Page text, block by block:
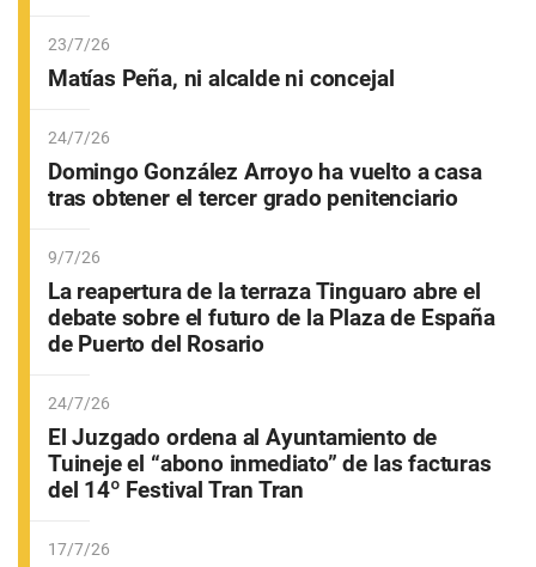
23/7/26
Matías Peña, ni alcalde ni concejal
24/7/26
Domingo González Arroyo ha vuelto a casa
tras obtener el tercer grado penitenciario
9/7/26
La reapertura de la terraza Tinguaro abre el
debate sobre el futuro de la Plaza de España
de Puerto del Rosario
24/7/26
El Juzgado ordena al Ayuntamiento de
Tuineje el “abono inmediato” de las facturas
del 14º Festival Tran Tran
17/7/26